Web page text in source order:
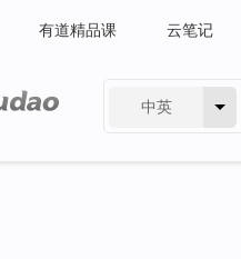
有道精品课 云笔记
中英